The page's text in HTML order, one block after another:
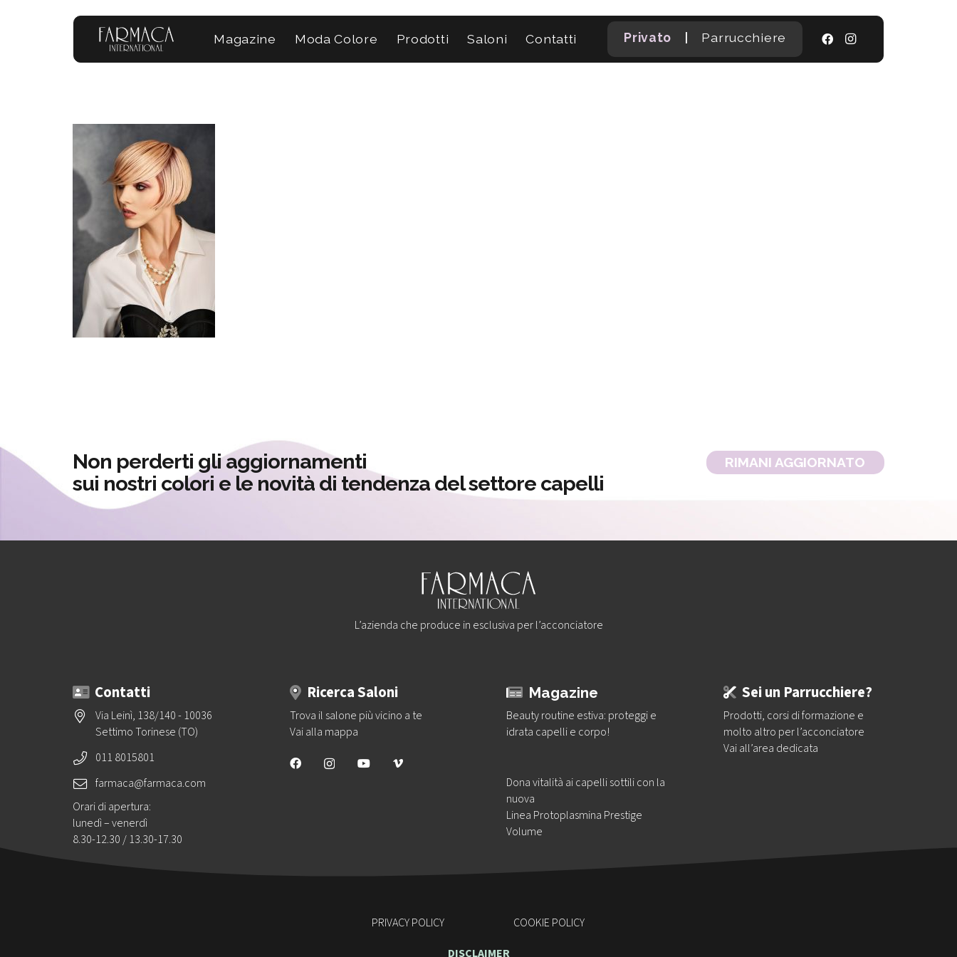
Magazine Moda Colore Prodotti Saloni Contatti Privato | Parrucchiere
Non perderti gli aggiornamenti
sui nostri colori e le novità di tendenza del settore capelli
RIMANI AGGIORNATO
L’azienda che produce in esclusiva per l’acconciatore
Contatti
Via Leinì, 138/140 - 10036
Settimo Torinese (TO)
011 8015801
farmaca@farmaca.com
Orari di apertura:
lunedì – venerdì
8.30-12.30 / 13.30-17.30
Ricerca Saloni
Trova il salone più vicino a te
Vai alla mappa
Magazine
Beauty routine estiva: proteggi e
idrata capelli e corpo!
Dona vitalità ai capelli sottili con la
nuova
Linea Protoplasmina Prestige
Volume
Sei un Parrucchiere?
Prodotti, corsi di formazione e
molto altro per l’acconciatore
Vai all’area dedicata
PRIVACY POLICY
COOKIE POLICY
DISCLAIMER